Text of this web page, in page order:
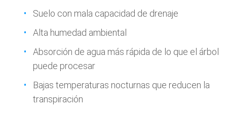
Suelo con mala capacidad de drenaje
Alta humedad ambiental
Absorción de agua más rápida de lo que el árbol
puede procesar
Bajas temperaturas nocturnas que reducen la
transpiración